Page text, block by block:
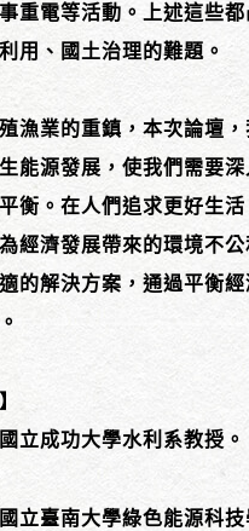
重電等活動。上述這些
用、國土治理的難題。
漁業的重鎮，本次論壇
能源發展，使我們需要
衡。在人們追求更好生
經濟發展帶來的環境不
的解決方案，通過平衡
立成功大學水利系教授。
立臺南大學綠色能源科